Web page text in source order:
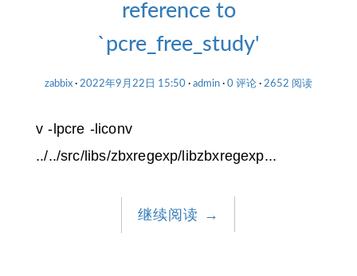
reference to
`pcre_free_study'
zabbix 2022年9月22日 15:50 admin 0 评论 2652 阅读
v -lpcre -liconv
../../src/libs/zbxregexp/libzbxregexp...
继续阅读 →